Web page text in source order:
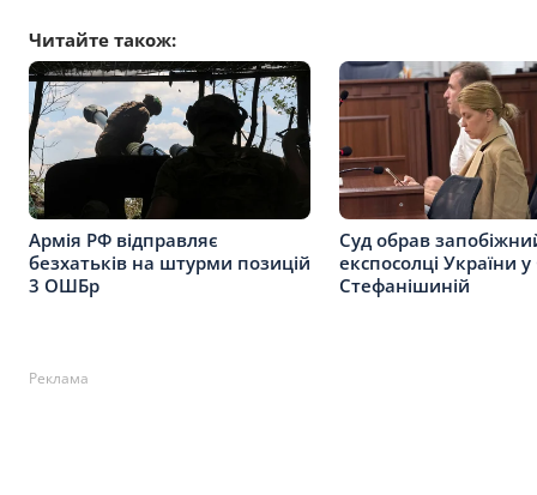
Читайте також:
Армія РФ відправляє
безхатьків на штурми позицій
3 ОШБр
Суд обрав
експосолці України
Стефанішиній
Реклама